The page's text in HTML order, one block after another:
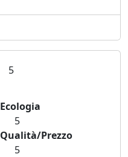
5
Ecologia
5
Qualità/Prezzo
5